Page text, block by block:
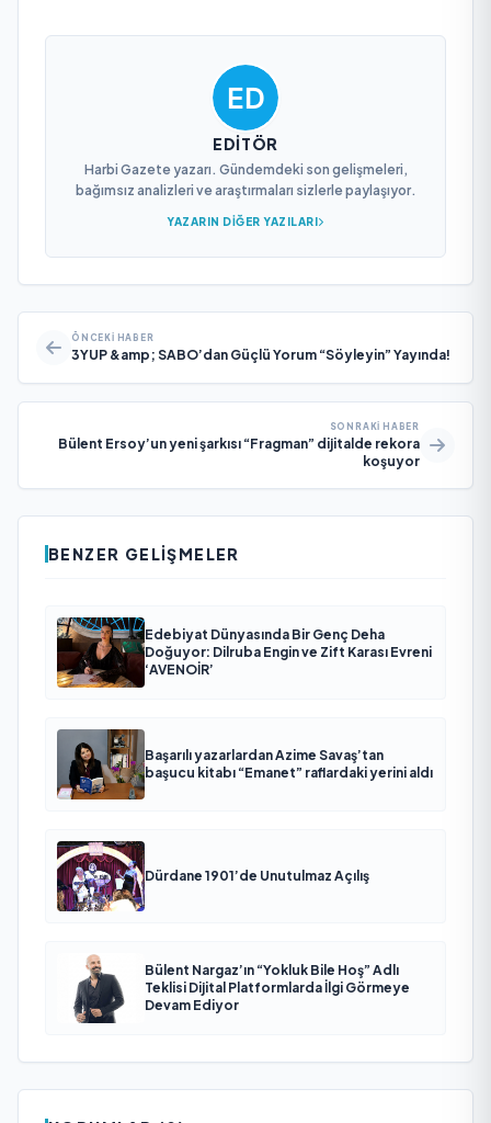
EDITÖR
Harbi Gazete yazarı. Gündemdeki son gelişmeleri,
bağımsız analizleri ve araştırmaları sizlerle paylaşıyor.
YAZARIN DIĞER YAZILARI
ÖNCEKI HABER
3YUP &amp; SABO’dan Güçlü Yorum “Söyleyin” Yayında!
SONRAKI HABER
Bülent Ersoy’un yeni şarkısı “Fragman” dijitalde rekora
koşuyor
BENZER GELIŞMELER
Edebiyat Dünyasında Bir Genç Deha
Doğuyor: Dilruba Engin ve Zift Karası Evreni
‘AVENOİR’
Başarılı yazarlardan Azime Savaş’tan
başucu kitabı “Emanet” raflardaki yerini aldı
Dürdane 1901’de Unutulmaz Açılış
Bülent Nargaz’ın “Yokluk Bile Hoş” Adlı
Teklisi Dijital Platformlarda İlgi Görmeye
Devam Ediyor